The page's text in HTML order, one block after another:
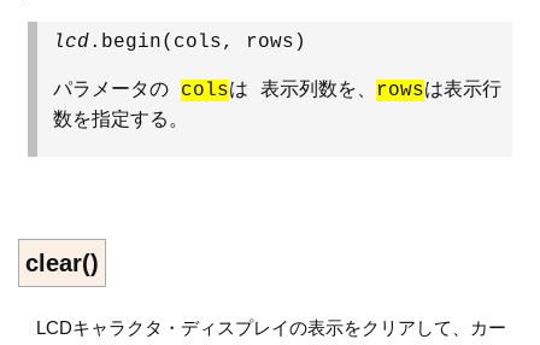
lcd.begin(cols, rows)
パラメータの colsは 表示列数を、 rowsは表示行
数を指定する。
clear()
LCDキャラクタ・ディスプレイの表示をクリアして、カー